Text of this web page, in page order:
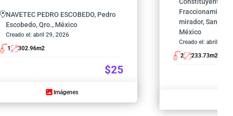
NAVETEC PEDRO ESCOBEDO, Pedro
Escobedo, Qro., México
Creado el:abril 29, 2026
1
302.96m2
$25
Imágenes
Constituyentes
Fraccionamiento
mirador,
México
Creado el:abril 29,
2
233.73m2